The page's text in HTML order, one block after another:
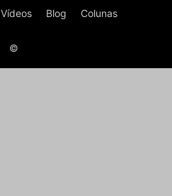
Vídeos Blog Colunas
©